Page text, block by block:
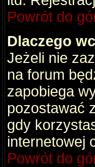
Powrót do
Dlaczego
Jeżeli nie
na forum
zapobiega
pozostawać
gdy
internetowej
Powrót do